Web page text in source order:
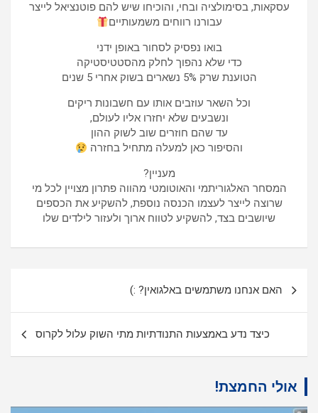
עסקאות, בסימולציה ובחי, והוכיחו שיש להם פוטנציאל לייצר
עבורנו רווחים משמעותיים
בואו נפסיק לסחור באופן ידני
כדי שלא נהפוך לחלק מהסטטיסטיקה
הטוענת שרק 5% נשארים בשוק אחרי 5 שנים
וכל השאר עוזבים אותו עם חשבונות ריקים
ונשבעים שלא יחזרו אליו לעולם,
עד שהם חוזרים שוב לשוק ההון
והסיפור כאן למעלה מתחיל בחזרה
מעניין?
המסחר האלגוריתמי והאוטומטי מהווה פתרון מצויין לכל מי
שרוצה לייצר לעצמו הכנסה נוספת, להשקיע את הכספים
שיושבים בצד, להשקיע לטווח ארוך ולעזור לילדים שלו
האם אנחנו משתמשים באלגואין? :)
כיצד נדע באמצעות התנודתיות מתי השוק עלול לקרוס
אולי החמצת!